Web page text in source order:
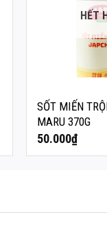
HẾT
SỐT MIẾN
MARU 370G
50.000₫